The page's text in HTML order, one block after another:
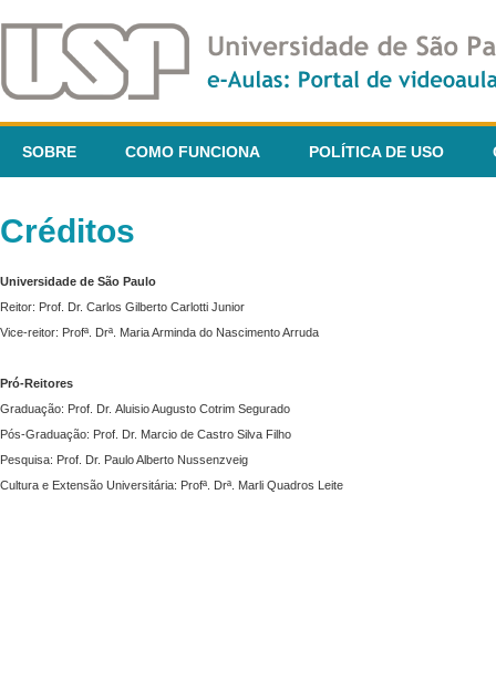
SOBRE COMO FUNCIONA POLÍTICA DE USO
Créditos
Universidade de São Paulo
Reitor: Prof. Dr. Carlos Gilberto Carlotti Junior
Vice-reitor: Profª. Drª. Maria Arminda do Nascimento Arruda
Pró-Reitores
Graduação: Prof. Dr. Aluisio Augusto Cotrim Segurado
Pós-Graduação: Prof. Dr. Marcio de Castro Silva Filho
Pesquisa: Prof. Dr. Paulo Alberto Nussenzveig
Cultura e Extensão Universitária: Profª. Drª. Marli Quadros Leite